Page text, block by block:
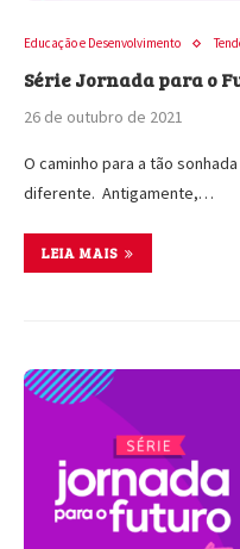
Educação e Desenvolvimento
Série Jornada para o
26 de outubro de 2021
O caminho para a tão
diferente. Antigamente,…
LEIA MAIS